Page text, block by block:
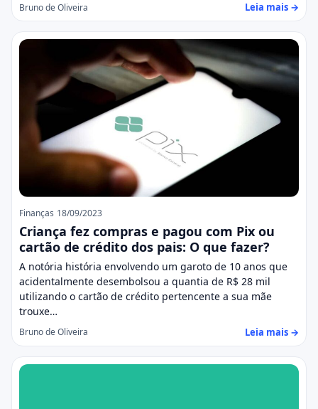
Bruno de Oliveira Leia mais →
Finanças 18/09/2023
Criança fez compras e pagou com Pix ou
cartão de crédito dos pais: O que fazer?
A notória história envolvendo um garoto de 10 anos que
acidentalmente desembolsou a quantia de R$ 28 mil
utilizando o cartão de crédito pertencente a sua mãe
trouxe…
Bruno de Oliveira Leia mais →